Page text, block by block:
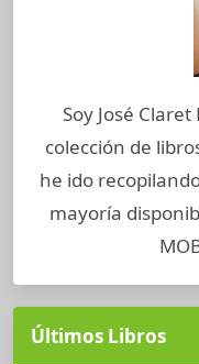
Soy José
colección de
he ido
mayoría
Últimos Libros